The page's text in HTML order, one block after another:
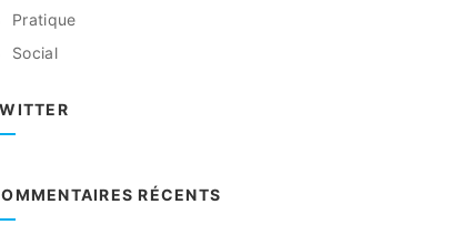
Pratique
Social
RÉCENTS